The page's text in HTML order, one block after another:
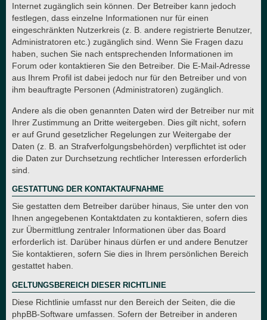
Internet zugänglich sein können. Der Betreiber kann jedoch
festlegen, dass einzelne Informationen nur für einen
eingeschränkten Nutzerkreis (z. B. andere registrierte Benutzer,
Administratoren etc.) zugänglich sind. Wenn Sie Fragen dazu
haben, suchen Sie nach entsprechenden Informationen im
Forum oder kontaktieren Sie den Betreiber. Die E-Mail-Adresse
aus Ihrem Profil ist dabei jedoch nur für den Betreiber und von
ihm beauftragte Personen (Administratoren) zugänglich.
Andere als die oben genannten Daten wird der Betreiber nur mit
Ihrer Zustimmung an Dritte weitergeben. Dies gilt nicht, sofern
er auf Grund gesetzlicher Regelungen zur Weitergabe der
Daten (z. B. an Strafverfolgungsbehörden) verpflichtet ist oder
die Daten zur Durchsetzung rechtlicher Interessen erforderlich
sind.
GESTATTUNG DER KONTAKTAUFNAHME
Sie gestatten dem Betreiber darüber hinaus, Sie unter den von
Ihnen angegebenen Kontaktdaten zu kontaktieren, sofern dies
zur Übermittlung zentraler Informationen über das Board
erforderlich ist. Darüber hinaus dürfen er und andere Benutzer
Sie kontaktieren, sofern Sie dies in Ihrem persönlichen Bereich
gestattet haben.
GELTUNGSBEREICH DIESER RICHTLINIE
Diese Richtlinie umfasst nur den Bereich der Seiten, die die
phpBB-Software umfassen. Sofern der Betreiber in anderen